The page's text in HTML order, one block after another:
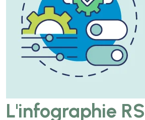
L'infographie